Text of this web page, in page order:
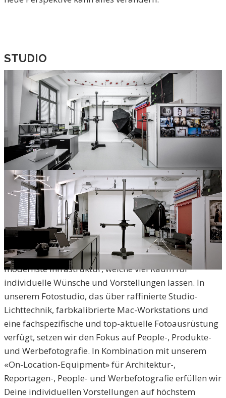
STUDIO
DAS FOTOSTUDIO – HÖCHSTE
QUALITÄT IN ENTSPANNTER
ATMOSPHÄRE
Im Herzen von Zofingen treffen auf 120
Quadratmetern Professionalität und Qualität auf
modernste Infrastruktur, welche viel Raum für
individuelle Wünsche und Vorstellungen lassen. In
unserem Fotostudio, das über raffinierte Studio-
Lichttechnik, farbkalibrierte Mac-Workstations und
eine fachspezifische und top-aktuelle Fotoausrüstung
verfügt, setzen wir den Fokus auf People-, Produkte-
und Werbefotografie. In Kombination mit unserem
«On-Location-Equipment» für Architektur-,
Reportagen-, People- und Werbefotografie erfüllen wir
Deine individuellen Vorstellungen auf höchstem